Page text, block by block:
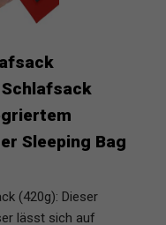
Sleeping Bag
(420g): Dieser
lässt sich auf